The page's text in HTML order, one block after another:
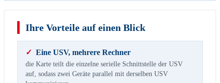
Ihre Vorteile auf einen Blick
✓ Eine USV, mehrere Rechner
die Karte teilt die einzelne serielle Schnittstelle der USV
auf, sodass zwei Geräte parallel mit derselben USV